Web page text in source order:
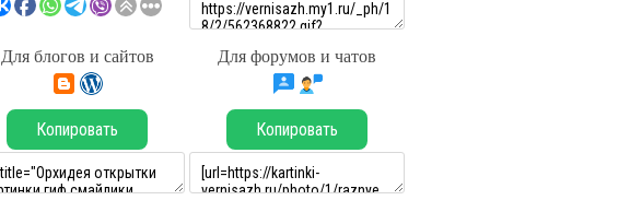
Для блогов и сайтов Для форумов и чатов
Копировать Копировать